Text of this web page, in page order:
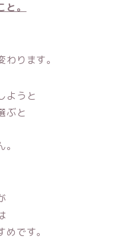
。
ります。
ようと
ぶと
です。